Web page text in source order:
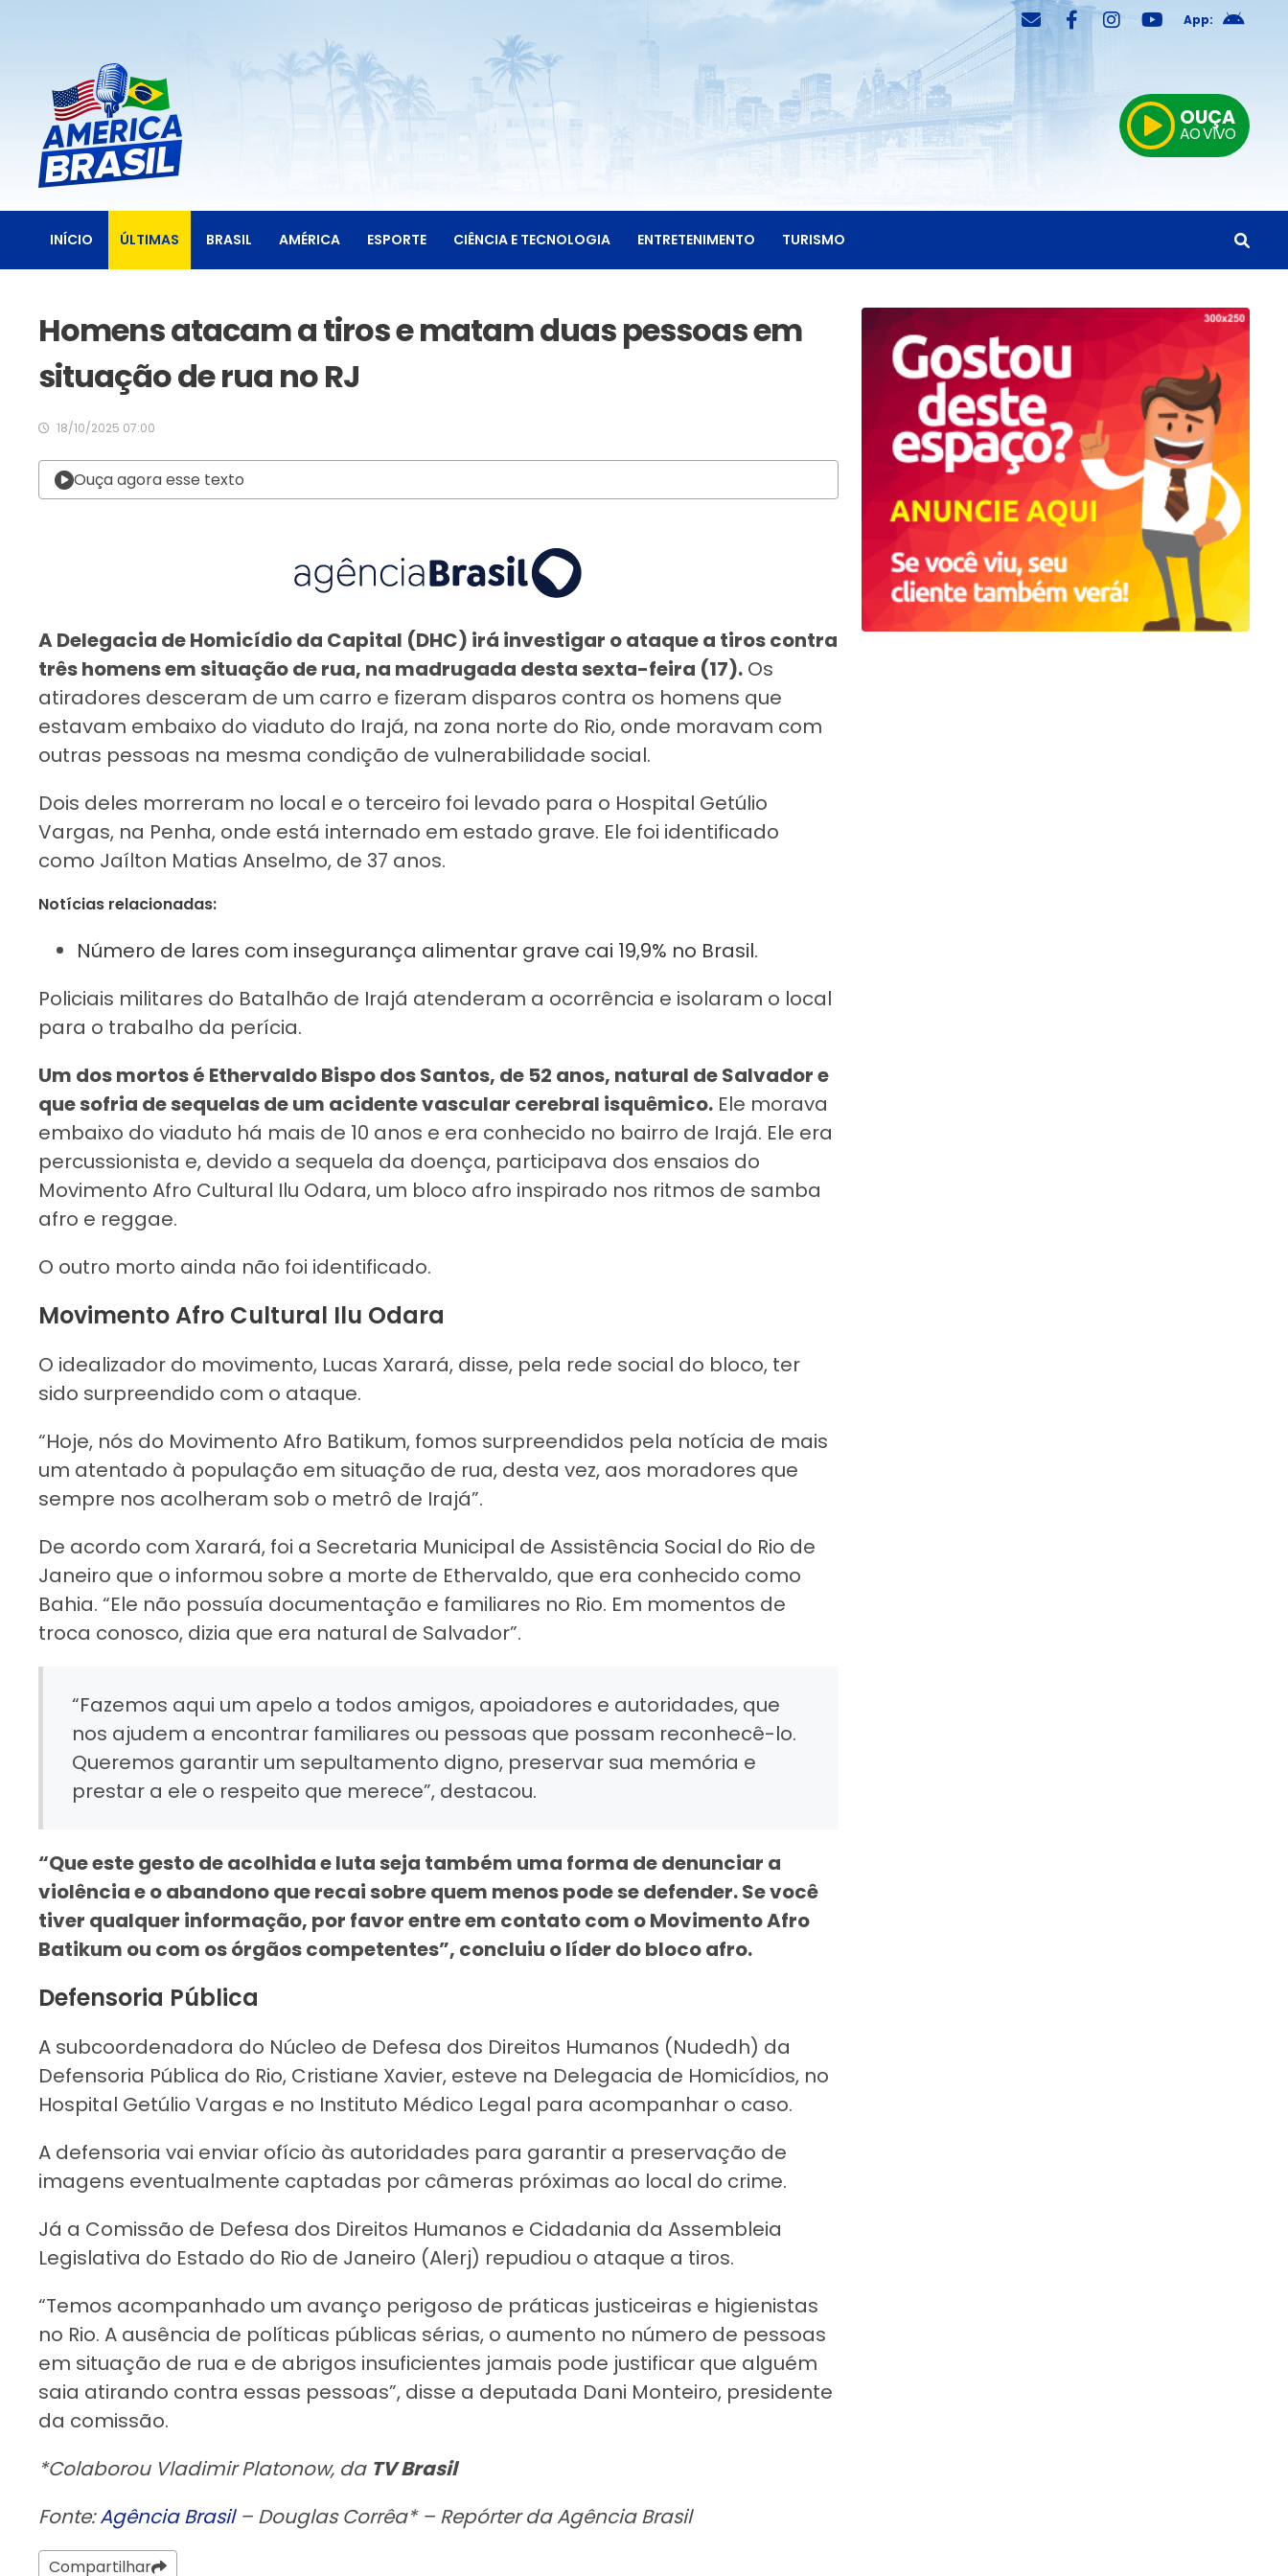
App:
OUÇA
AO VIVO
INÍCIO ÚLTIMAS BRASIL AMÉRICA ESPORTE CIÊNCIA E TECNOLOGIA ENTRETENIMENTO TURISMO
Homens atacam a tiros e matam duas pessoas em
situação de rua no RJ
18/10/2025 07:00
Ouça agora esse texto
A Delegacia de Homicídio da Capital (DHC) irá investigar o ataque a tiros contra
três homens em situação de rua, na madrugada desta sexta-feira (17). Os
atiradores desceram de um carro e fizeram disparos contra os homens que
estavam embaixo do viaduto do Irajá, na zona norte do Rio, onde moravam com
outras pessoas na mesma condição de vulnerabilidade social.
Dois deles morreram no local e o terceiro foi levado para o Hospital Getúlio
Vargas, na Penha, onde está internado em estado grave. Ele foi identificado
como Jaílton Matias Anselmo, de 37 anos.
Notícias relacionadas:
Número de lares com insegurança alimentar grave cai 19,9% no Brasil.
Policiais militares do Batalhão de Irajá atenderam a ocorrência e isolaram o local
para o trabalho da perícia.
Um dos mortos é Ethervaldo Bispo dos Santos, de 52 anos, natural de Salvador e
que sofria de sequelas de um acidente vascular cerebral isquêmico. Ele morava
embaixo do viaduto há mais de 10 anos e era conhecido no bairro de Irajá. Ele era
percussionista e, devido a sequela da doença, participava dos ensaios do
Movimento Afro Cultural Ilu Odara, um bloco afro inspirado nos ritmos de samba
afro e reggae.
O outro morto ainda não foi identificado.
Movimento Afro Cultural Ilu Odara
O idealizador do movimento, Lucas Xarará, disse, pela rede social do bloco, ter
sido surpreendido com o ataque.
“Hoje, nós do Movimento Afro Batikum, fomos surpreendidos pela notícia de mais
um atentado à população em situação de rua, desta vez, aos moradores que
sempre nos acolheram sob o metrô de Irajá”.
De acordo com Xarará, foi a Secretaria Municipal de Assistência Social do Rio de
Janeiro que o informou sobre a morte de Ethervaldo, que era conhecido como
Bahia. “Ele não possuía documentação e familiares no Rio. Em momentos de
troca conosco, dizia que era natural de Salvador”.
“Fazemos aqui um apelo a todos amigos, apoiadores e autoridades, que
nos ajudem a encontrar familiares ou pessoas que possam reconhecê-lo.
Queremos garantir um sepultamento digno, preservar sua memória e
prestar a ele o respeito que merece”, destacou.
“Que este gesto de acolhida e luta seja também uma forma de denunciar a
violência e o abandono que recai sobre quem menos pode se defender. Se você
tiver qualquer informação, por favor entre em contato com o Movimento Afro
Batikum ou com os órgãos competentes”, concluiu o líder do bloco afro.
Defensoria Pública
A subcoordenadora do Núcleo de Defesa dos Direitos Humanos (Nudedh) da
Defensoria Pública do Rio, Cristiane Xavier, esteve na Delegacia de Homicídios, no
Hospital Getúlio Vargas e no Instituto Médico Legal para acompanhar o caso.
A defensoria vai enviar ofício às autoridades para garantir a preservação de
imagens eventualmente captadas por câmeras próximas ao local do crime.
Já a Comissão de Defesa dos Direitos Humanos e Cidadania da Assembleia
Legislativa do Estado do Rio de Janeiro (Alerj) repudiou o ataque a tiros.
“Temos acompanhado um avanço perigoso de práticas justiceiras e higienistas
no Rio. A ausência de políticas públicas sérias, o aumento no número de pessoas
em situação de rua e de abrigos insuficientes jamais pode justificar que alguém
saia atirando contra essas pessoas”, disse a deputada Dani Monteiro, presidente
da comissão.
*Colaborou Vladimir Platonow, da TV Brasil
Fonte:Agência Brasil– Douglas Corrêa* – Repórter da Agência Brasil
Compartilhar